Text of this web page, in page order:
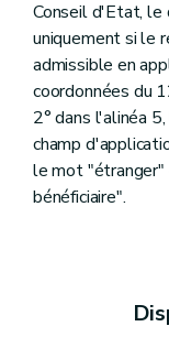
Conseil d'Etat, le
uniquement si le
admissible en
coordonnées du
2° dans l'alinéa
champ
le mot
bénéficiaire".